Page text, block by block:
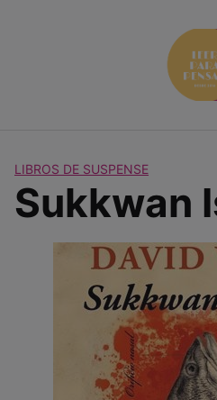
LIBROS DE SUSPENSE
Sukkwan